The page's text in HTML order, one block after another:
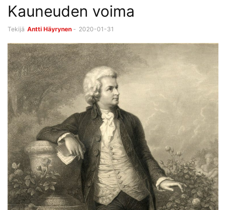
Kauneuden voima
Tekijä Antti Häyrynen - 2020-01-31